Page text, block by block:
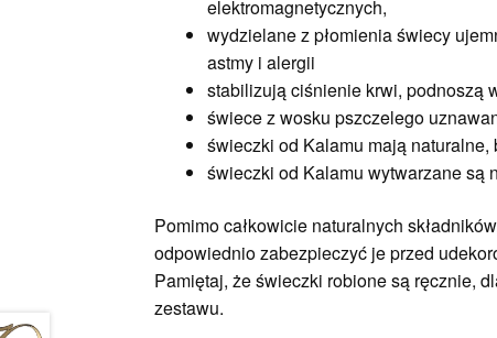
elektromagnetycznych,
wydzielane z płomienia świecy
astmy i alergii
stabilizują ciśnienie krwi, podnoszą
świece z wosku pszczelego
świeczki od Kalamu mają naturalne,
świeczki od Kalamu wytwarzane są
Pomimo całkowicie naturalnych
odpowiednio zabezpieczyć je przed
Pamiętaj, że świeczki robione są ręcznie,
zestawu.